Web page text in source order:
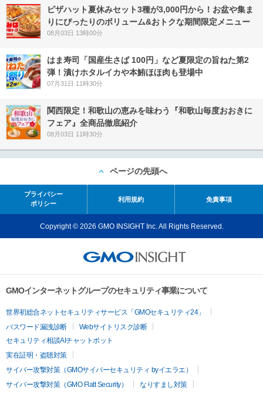
ピザハット夏休みセット3種が3,000円から！お盆や集ま
りにぴったりのボリューム&おトクな期間限定メニュー
08月03日 13時00分
はま寿司「国産生さば 100円」など夏限定の旨ねた第2
弾！漬けホタルイカや本鮪ほほ肉も登場中
07月31日 11時30分
関西限定！和歌山の恵みを味わう『和歌山毎度おおきに
フェア』全商品徹底紹介
08月03日 11時30分
ページの先頭へ
プライバシー
ポリシー
利用規約 免責事項
Copyright © 2026 GMO INSIGHT Inc. All Rights Reserved.
GMOインターネットグループのセキュリティ事業について
世界初総合ネットセキュリティサービス「GMOセキュリティ24」
パスワード漏洩診断
Webサイトリスク診断
セキュリティ相談AIチャットボット
実在証明・盗聴対策
サイバー攻撃対策（GMOサイバーセキュリティ byイエラエ）
サイバー攻撃対策（GMO Flatt Security）
なりすまし対策